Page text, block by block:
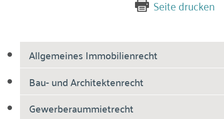
Allgemeines Immobilienrecht
Bau- und Architektenrecht
Gewerberaummietrecht
Seite drucken